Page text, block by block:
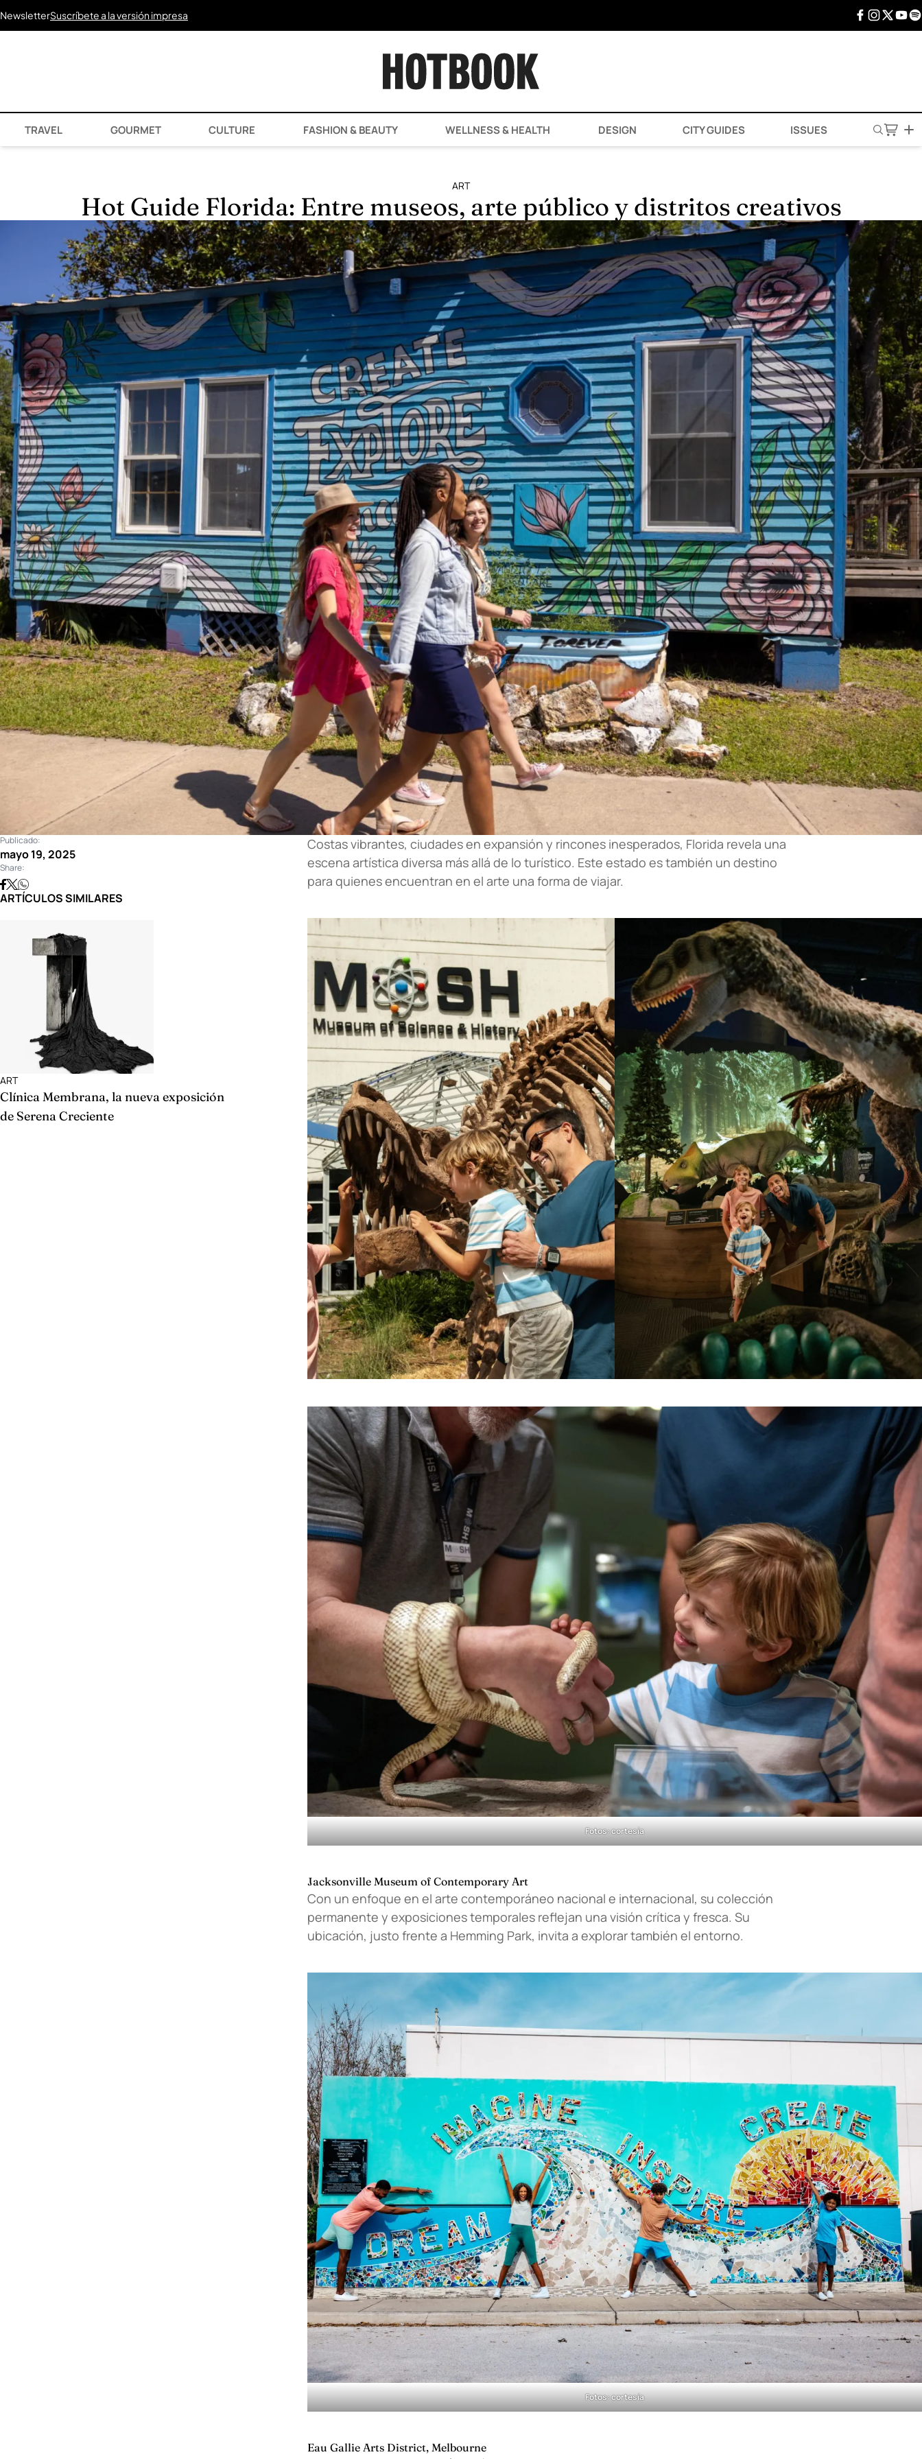
NewsletterSuscríbete a la versión impresa
TRAVEL GOURMET CULTURE FASHION & BEAUTY WELLNESS & HEALTH DESIGN CITY GUIDES ISSUES
ART
Hot Guide Florida: Entre museos, arte público y distritos creativos
Costas vibrantes, ciudades en expansión y rincones inesperados, Florida revela una
escena artística diversa más allá de lo turístico. Este estado es también un destino
para quienes encuentran en el arte una forma de viajar.
Fotos: cortesía
Jacksonville Museum of Contemporary Art
Con un enfoque en el arte contemporáneo nacional e internacional, su colección
permanente y exposiciones temporales reflejan una visión crítica y fresca. Su
ubicación, justo frente a Hemming Park, invita a explorar también el entorno.
Fotos: cortesía
Eau Gallie Arts District, Melbourne
Publicado:
mayo 19, 2025
Share:
ARTÍCULOS SIMILARES
ART
Clínica Membrana, la nueva exposición
de Serena Creciente